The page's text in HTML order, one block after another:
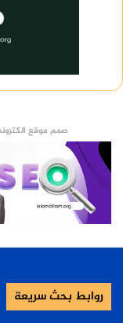
صمم موقع
روابط بحث سريعة